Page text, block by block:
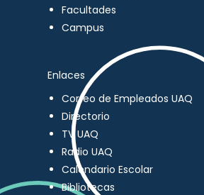
Facultades
Campus
Enlaces
Correo de Empleados UAQ
Directorio
TV UAQ
Radio UAQ
Calendario Escolar
Bibliotecas